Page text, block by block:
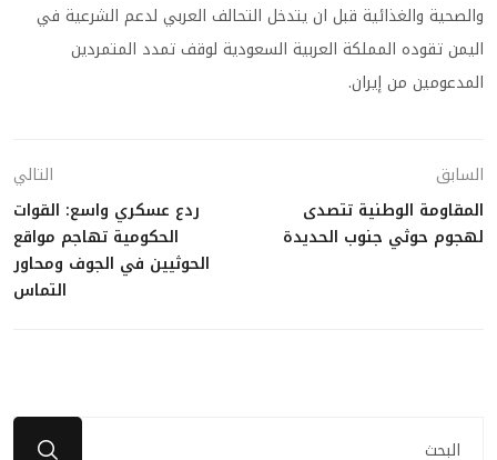
والصحية والغذائية قبل ان يتدخل التحالف العربي لدعم الشرعية في
اليمن تقوده المملكة العربية السعودية لوقف تمدد المتمردين
المدعومين من إيران.
السابق
المقاومة الوطنية تتصدى
لهجوم حوثي جنوب الحديدة
التالي
ردع عسكري واسع: القوات
الحكومية تهاجم مواقع
الحوثيين في الجوف ومحاور
التماس